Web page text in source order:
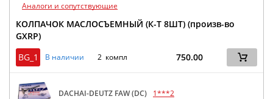
Аналоги и сопутствующие
КОЛПАЧОК МАСЛОСЪЕМНЫЙ (К-Т 8ШТ) (произв-во
GXRP)
BG_1
В наличии 2 компл 750.00
DACHAI-DEUTZ FAW (DC)
1***2